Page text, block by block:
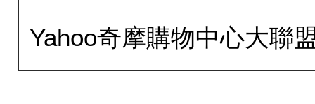
Yahoo奇摩購物中心大